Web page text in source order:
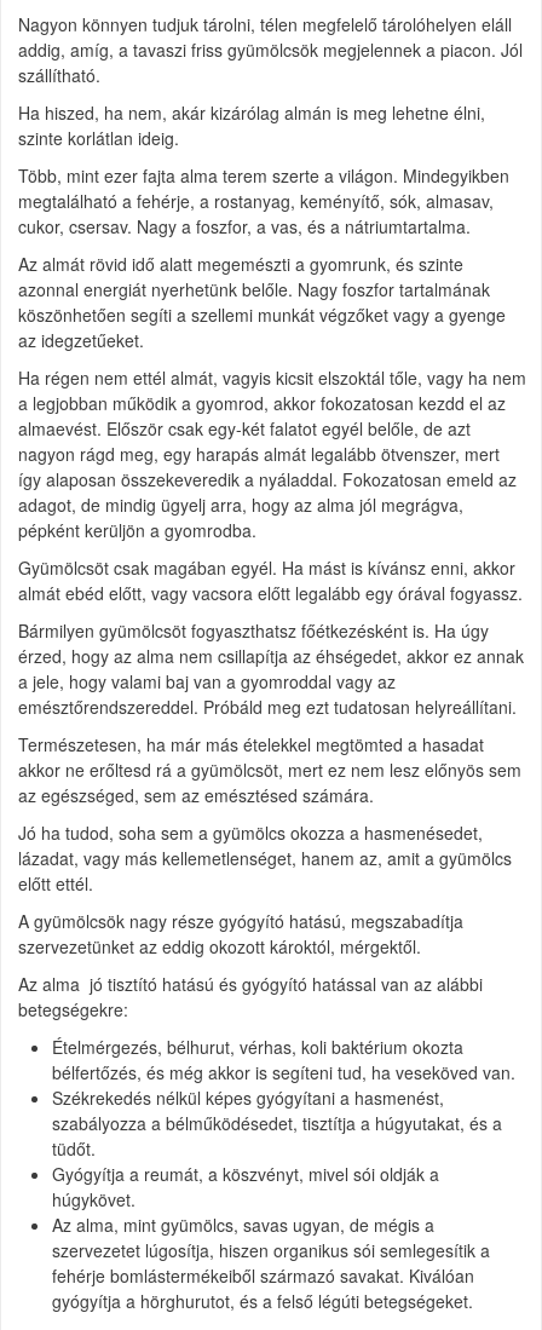
Nagyon könnyen tudjuk tárolni, télen megfelelő tárolóhelyen eláll
addig, amíg, a tavaszi friss gyümölcsök megjelennek a piacon. Jól
szállítható.
Ha hiszed, ha nem, akár kizárólag almán is meg lehetne élni,
szinte korlátlan ideig.
Több, mint ezer fajta alma terem szerte a világon. Mindegyikben
megtalálható a fehérje, a rostanyag, keményítő, sók, almasav,
cukor, csersav. Nagy a foszfor, a vas, és a nátriumtartalma.
Az almát rövid idő alatt megemészti a gyomrunk, és szinte
azonnal energiát nyerhetünk belőle. Nagy foszfor tartalmának
köszönhetően segíti a szellemi munkát végzőket vagy a gyenge
az idegzetűeket.
Ha régen nem ettél almát, vagyis kicsit elszoktál tőle, vagy ha nem
a legjobban működik a gyomrod, akkor fokozatosan kezdd el az
almaevést. Először csak egy-két falatot egyél belőle, de azt
nagyon rágd meg, egy harapás almát legalább ötvenszer, mert
így alaposan összekeveredik a nyáladdal. Fokozatosan emeld az
adagot, de mindig ügyelj arra, hogy az alma jól megrágva,
pépként kerüljön a gyomrodba.
Gyümölcsöt csak magában egyél. Ha mást is kívánsz enni, akkor
almát ebéd előtt, vagy vacsora előtt legalább egy órával fogyassz.
Bármilyen gyümölcsöt fogyaszthatsz főétkezésként is. Ha úgy
érzed, hogy az alma nem csillapítja az éhségedet, akkor ez annak
a jele, hogy valami baj van a gyomroddal vagy az
emésztőrendszereddel. Próbáld meg ezt tudatosan helyreállítani.
Természetesen, ha már más ételekkel megtömted a hasadat
akkor ne erőltesd rá a gyümölcsöt, mert ez nem lesz előnyös sem
az egészséged, sem az emésztésed számára.
Jó ha tudod, soha sem a gyümölcs okozza a hasmenésedet,
lázadat, vagy más kellemetlenséget, hanem az, amit a gyümölcs
előtt ettél.
A gyümölcsök nagy része gyógyító hatású, megszabadítja
szervezetünket az eddig okozott károktól, mérgektől.
Az alma jó tisztító hatású és gyógyító hatással van az alábbi
betegségekre:
Ételmérgezés, bélhurut, vérhas, koli baktérium okozta
bélfertőzés, és még akkor is segíteni tud, ha veseköved van.
Székrekedés nélkül képes gyógyítani a hasmenést,
szabályozza a bélműködésedet, tisztítja a húgyutakat, és a
tüdőt.
Gyógyítja a reumát, a köszvényt, mivel sói oldják a
húgykövet.
Az alma, mint gyümölcs, savas ugyan, de mégis a
szervezetet lúgosítja, hiszen organikus sói semlegesítik a
fehérje bomlástermékeiből származó savakat. Kiválóan
gyógyítja a hörghurutot, és a felső légúti betegségeket.